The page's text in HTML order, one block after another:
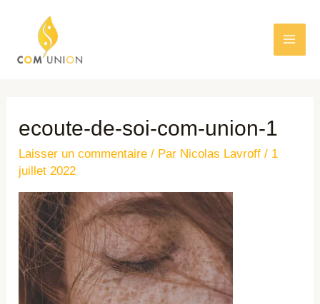
ecoute-de-soi-com-union-1
Laisser un commentaire / Par Nicolas Lavroff/ 1
juillet 2022